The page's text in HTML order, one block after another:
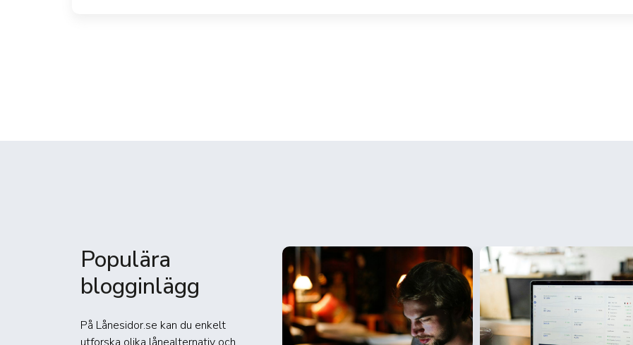
Populära
blogginlägg
På Lånesidor.se kan du enkelt